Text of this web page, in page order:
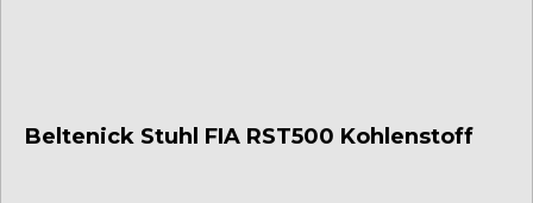
Beltenick Stuhl FIA RST500 Kohlenstoff